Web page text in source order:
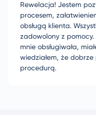
Rewelacja! Jestem
procesem,
obsługą klienta.
zadowolony z
mnie obsługiwała,
wiedziałem, że
procedurą.